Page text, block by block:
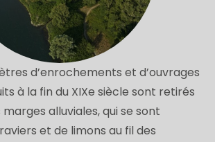
d’enrochements et d’ouvrages
à la fin du XIXe siècle sont retirés
alluviales, qui se sont
et de limons au fil des